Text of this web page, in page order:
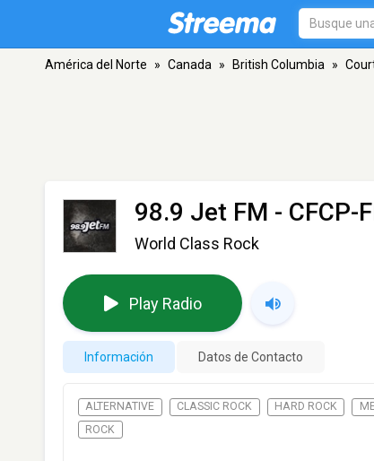
América del Norte » Canada » British Columbia »
98.9 Jet FM - CFCP-
World Class Rock
Play Radio
Información Datos de Contacto
ALTERNATIVE CLASSIC ROCK HARD ROCK
ROCK